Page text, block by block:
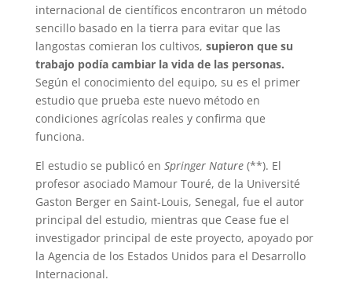
internacional de científicos encontraron un método
sencillo basado en la tierra para evitar que las
langostas comieran los cultivos, supieron que su
trabajo podía cambiar la vida de las personas.
Según el conocimiento del equipo, su es el primer
estudio que prueba este nuevo método en
condiciones agrícolas reales y confirma que
funciona.
El estudio se publicó en Springer Nature(**). El
profesor asociado Mamour Touré, de la Université
Gaston Berger en Saint-Louis, Senegal, fue el autor
principal del estudio, mientras que Cease fue el
investigador principal de este proyecto, apoyado por
la Agencia de los Estados Unidos para el Desarrollo
Internacional.